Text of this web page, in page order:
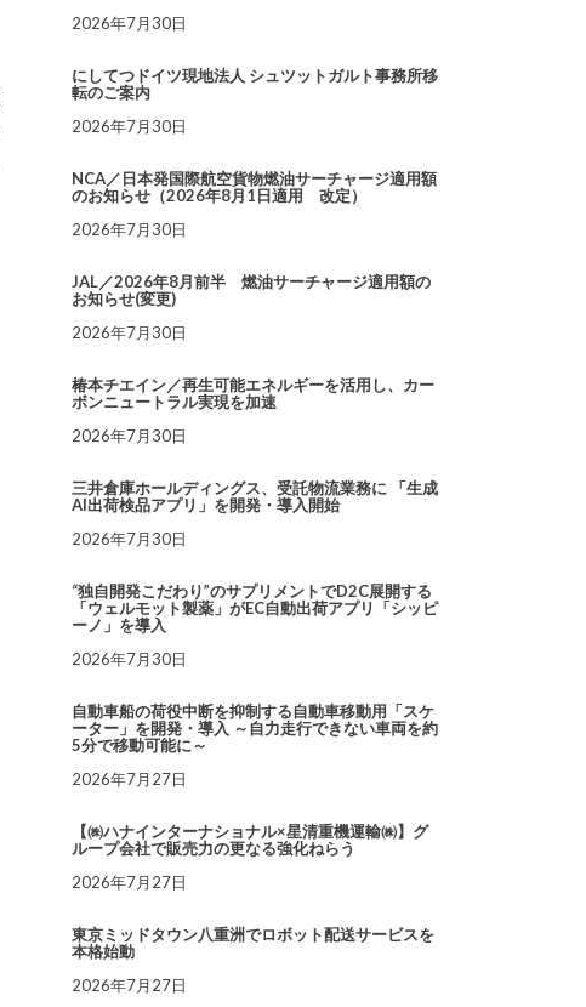
2026年7月30日
にしてつドイツ現地法人 シュツットガルト事務所移
転のご案内
2026年7月30日
NCA／日本発国際航空貨物燃油サーチャージ適用額
のお知らせ（2026年8月1日適用 改定）
2026年7月30日
JAL／2026年8月前半 燃油サーチャージ適用額の
お知らせ(変更)
2026年7月30日
椿本チエイン／再生可能エネルギーを活用し、カー
ボンニュートラル実現を加速
2026年7月30日
三井倉庫ホールディングス、受託物流業務に 「生成
AI出荷検品アプリ」を開発・導入開始
2026年7月30日
“独自開発こだわり”のサプリメントでD2C展開する
「ウェルモット製薬」がEC自動出荷アプリ「シッピ
ーノ」を導入
2026年7月30日
自動車船の荷役中断を抑制する自動車移動用「スケ
ーター」を開発・導入 ～自力走行できない車両を約
5分で移動可能に～
2026年7月27日
【㈱ハナインターナショナル×星清重機運輸㈱】グ
ループ会社で販売力の更なる強化ねらう
2026年7月27日
東京ミッドタウン八重洲でロボット配送サービスを
本格始動
2026年7月27日